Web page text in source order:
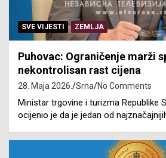
SVE VIJESTI ZEMLJA
Puhovac: Ograničenje marži
nekontrolisan rast cijena
28. Maja 2026. Srna No Comments
Ministar trgovine i turizma Republike
ocijenio je da je jedan od